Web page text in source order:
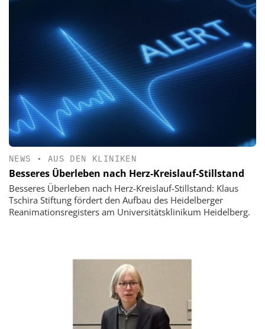
NEWS • AUS DEN KLINIKEN
Besseres Überleben nach Herz-Kreislauf-Stillstand
Besseres Überleben nach Herz-Kreislauf-Stillstand: Klaus
Tschira Stiftung fördert den Aufbau des Heidelberger
Reanimationsregisters am Universitätsklinikum Heidelberg.